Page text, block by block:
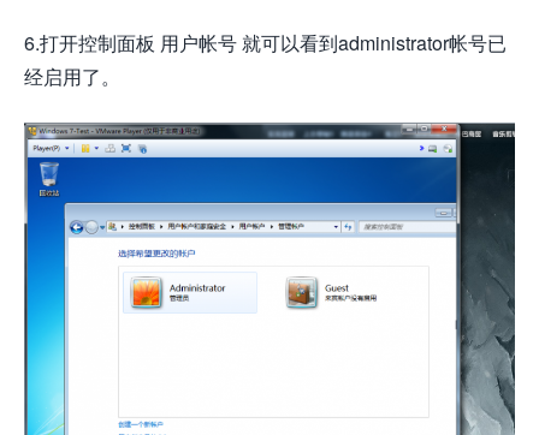
6.打开控制面板 用户帐号 就可以看到administrator帐号已
经启用了。